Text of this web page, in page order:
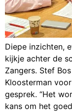
Diepe inzichten,
kijkje achter de
Zangers. Stef
Kloosterman
gesprek. “Het
kans om het